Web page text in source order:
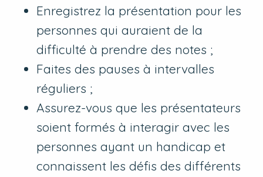
Enregistrez la présentation pour les
personnes qui auraient de la
difficulté à prendre des notes ;
Faites des pauses à intervalles
réguliers ;
Assurez-vous que les présentateurs
soient formés à interagir avec les
personnes ayant un handicap et
connaissent les défis des différents